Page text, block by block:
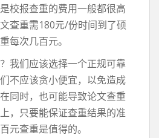
校报查重的费用一般都很高
查重需180元/份时间到了硕
每次几百元。
我们应该选择一个正规可靠
不应该贪小便宜，以免造成
同时，也可能导致论文查重
，只要能保证查重结果的准
元查重是值得的。